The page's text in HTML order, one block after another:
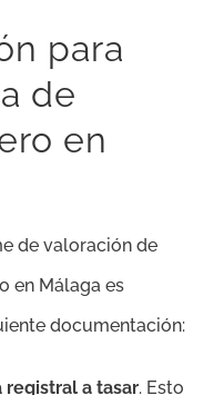
para
de
en
de valoración de
en Málaga es
documentación:
registral a tasar. Esto